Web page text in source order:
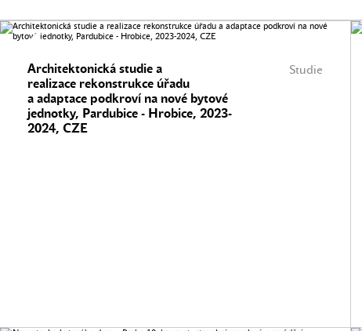
Studie
Architektonická studie a
realizace rekonstrukce úřadu
a adaptace podkroví na nové bytové
jednotky, Pardubice - Hrobice, 2023-
2024, CZE